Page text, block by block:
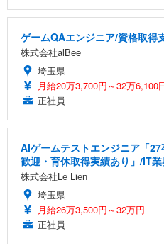
ゲームQAエンジニア/資格取得
株式会社alBee
埼玉県
月給20万3,700円～32万6,100
正社員
AIゲームテストエンジニア「
歓迎・育休取得実績あり」/IT
株式会社Le Lien
埼玉県
月給26万3,500円～32万円
正社員